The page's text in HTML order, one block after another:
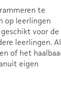
te
op leerlingen
voor de
leerlingen.
of het
eigen